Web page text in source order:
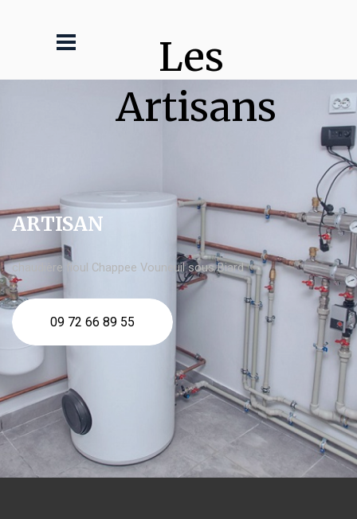
Les
Artisans
ARTISAN
chaudière fioul Chappee Vouneuil sous Biard
09 72 66 89 55